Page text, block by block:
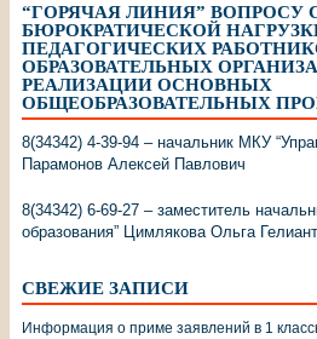
“ГОРЯЧАЯ ЛИНИЯ” ВОПРОСУ
БЮРОКРАТИЧЕСКОЙ
ПЕДАГОГИЧЕСКИХ
ОБРАЗОВАТЕЛЬНЫХ
РЕАЛИЗАЦИИ ОСНОВНЫХ
ОБЩЕОБРАЗОВАТЕЛЬНЫХ
8(34342) 4-39-94 – начальник МКУ
Парамонов Алексей Павлович
8(34342) 6-69-27 – заместитель
образования” Цимлякова Ольга
СВЕЖИЕ ЗАПИСИ
Информация о приме заявлений в 1